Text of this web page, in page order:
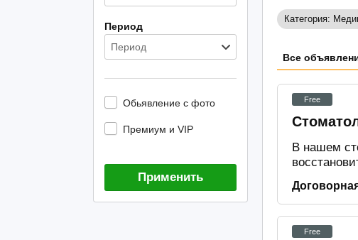
Период
Период
Обьявление с фото
Премиум и VIP
Применить
Категория:
Все
Free
В нашем
Free